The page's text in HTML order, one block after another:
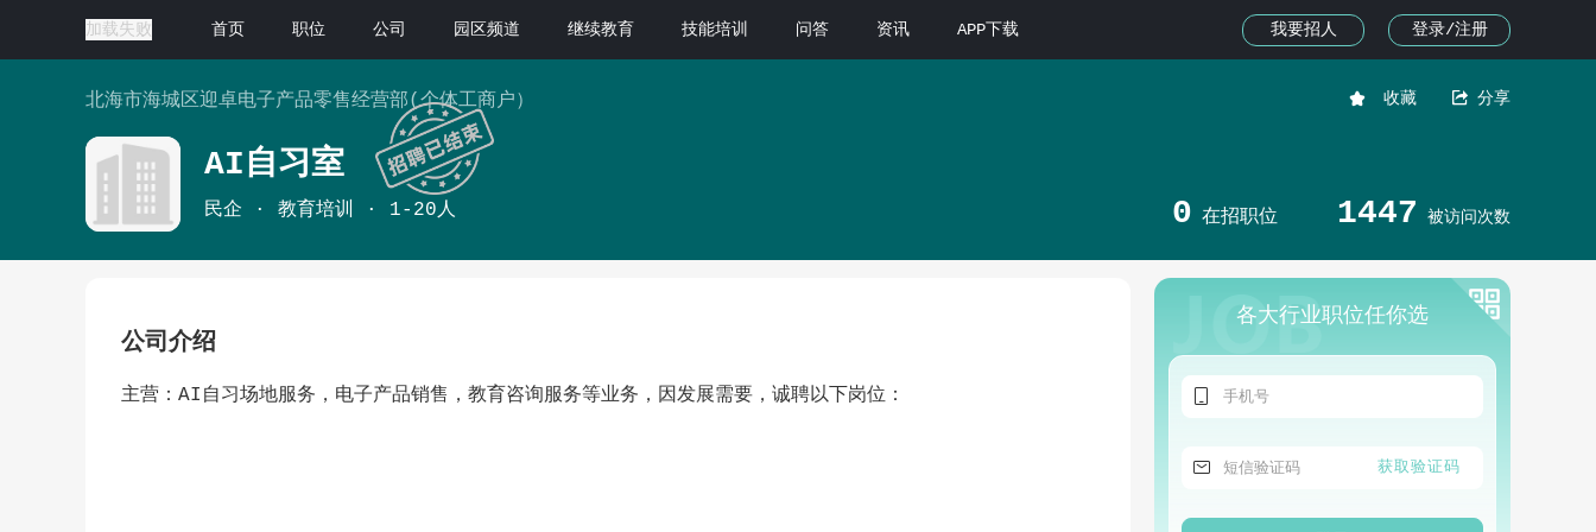
加载失败 首页 职位 公司 园区频道 继续教育 技能培训 问答 资讯 APP下载 我要招人 登录/注册
北海市海城区迎卓电子产品零售经营部(个体工商户）  收藏  分享
AI自习室
民企 教育培训 1-20人 0 在招职位 1447 被访问次数
公司介绍
主营：AI自习场地服务，电子产品销售，教育咨询服务等业务，因发展需要，诚聘以下岗位：
各大行业职位任你选

 获取验证码